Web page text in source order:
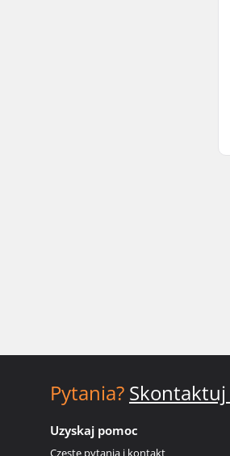
Pytania? Skontaktuj
Uzyskaj pomoc
Częste pytania i kontakt